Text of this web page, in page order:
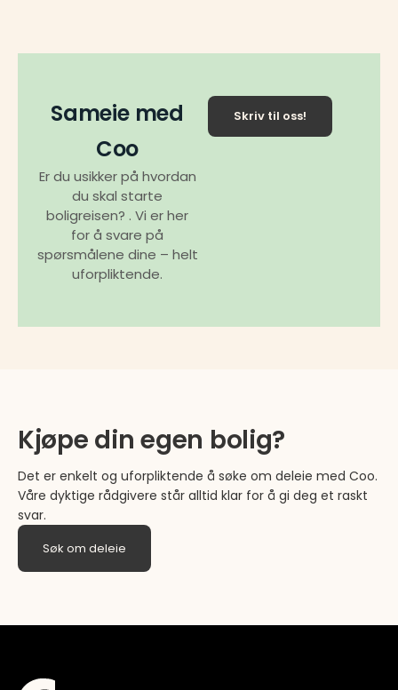
Sameie med
Coo
Er du usikker på hvordan
du skal starte
boligreisen? . Vi er her
for å svare på
spørsmålene dine – helt
uforpliktende.
Skriv til oss!
Kjøpe din egen bolig?
Det er enkelt og uforpliktende å søke om deleie med Coo.
Våre dyktige rådgivere står alltid klar for å gi deg et raskt
svar.
Søk om deleie